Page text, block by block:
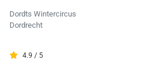
Dordts Wintercircus
Dordrecht
4.9 / 5